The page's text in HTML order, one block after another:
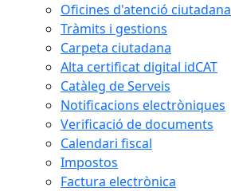
Oficines d'atenció ciutadana
Tràmits i gestions
Carpeta ciutadana
Alta certificat digital idCAT
Catàleg de Serveis
Notificacions electròniques
Verificació de documents
Calendari fiscal
Impostos
Factura electrònica